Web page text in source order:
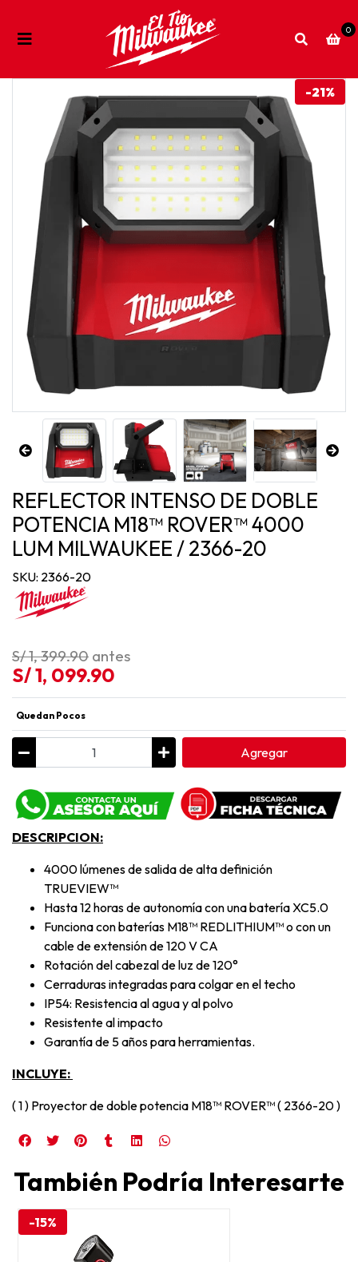
0
-21%
REFLECTOR INTENSO DE DOBLE
POTENCIA M18™ ROVER™ 4000
LUM MILWAUKEE / 2366-20
SKU: 2366-20
S/ 1, 399.90 antes
S/ 1, 099.90
Quedan Pocos
Agregar
DESCRIPCION:
4000 lúmenes de salida de alta definición
TRUEVIEW™
Hasta 12 horas de autonomía con una batería XC5.0
Funciona con baterías M18™ REDLITHIUM™ o con un
cable de extensión de 120 V CA
Rotación del cabezal de luz de 120°
Cerraduras integradas para colgar en el techo
IP54: Resistencia al agua y al polvo
Resistente al impacto
Garantía de 5 años para herramientas.
INCLUYE:
( 1 ) Proyector de doble potencia M18™ ROVER™ ( 2366-20 )
También Podría Interesarte
-15%